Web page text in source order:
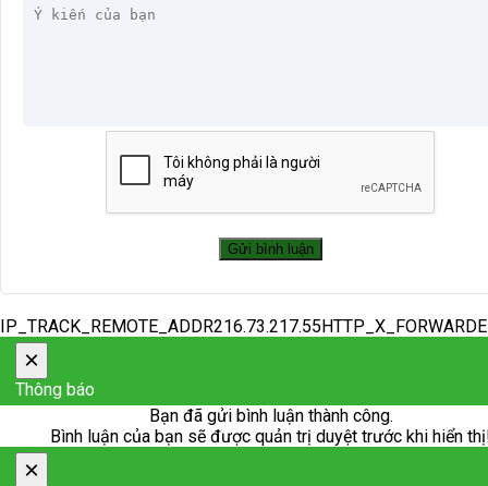
×
Thông báo
Bạn đã gửi bình luận thành công.
Bình luận của bạn sẽ được quản trị duyệt trước khi hiển
×